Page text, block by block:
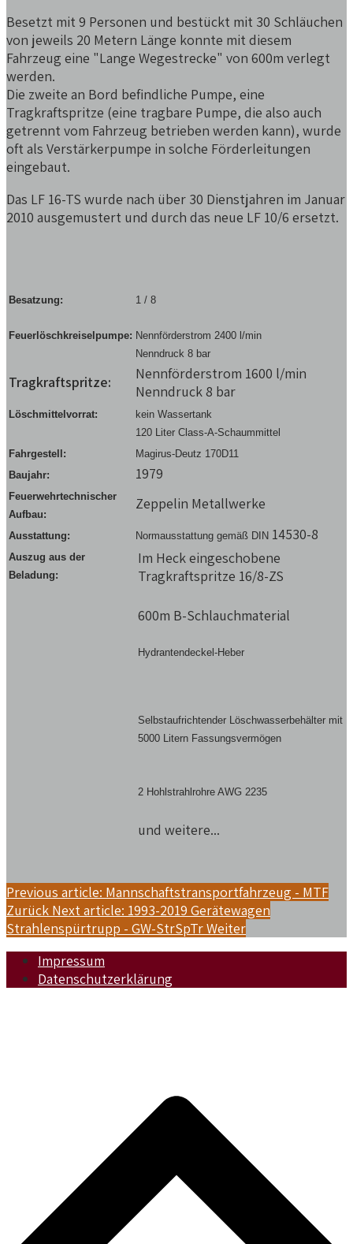
Besetzt mit 9 Personen und bestückt mit 30 Schläuchen
von jeweils 20 Metern Länge konnte mit diesem
Fahrzeug eine "Lange Wegestrecke" von 600m verlegt
werden.
Die zweite an Bord befindliche Pumpe, eine
Tragkraftspritze (eine tragbare Pumpe, die also auch
getrennt vom Fahrzeug betrieben werden kann), wurde
oft als Verstärkerpumpe in solche Förderleitungen
eingebaut.
Das LF 16-TS wurde nach über 30 Dienstjahren im Januar
2010 ausgemustert und durch das neue LF 10/6 ersetzt.
Besatzung: 1 / 8
Feuerlöschkreiselpumpe: Nennförderstrom 2400 l/min
Nenndruck 8 bar
Tragkraftspritze:
Nennförderstrom 1600 l/min
Nenndruck 8 bar
Löschmittelvorrat:
kein Wassertank
120 Liter Class-A-Schaummittel
Fahrgestell:
Magirus-Deutz 170D11
Baujahr: 1979
Feuerwehrtechnischer
Aufbau:
Zeppelin Metallwerke
Ausstattung: Normausstattung gemäß DIN 14530-8
Auszug aus der
Beladung:
Im Heck eingeschobene
Tragkraftspritze 16/8-ZS
600m B-Schlauchmaterial
Hydrantendeckel-Heber
Selbstaufrichtender Löschwasserbehälter mit
5000 Litern Fassungsvermögen
2 Hohlstrahlrohre AWG 2235
und weitere...
Previous article: Mannschaftstransportfahrzeug - MTF
Zurück Next article: 1993-2019 Gerätewagen
Strahlenspürtrupp - GW-StrSpTrWeiter
Impressum
Datenschutzerklärung